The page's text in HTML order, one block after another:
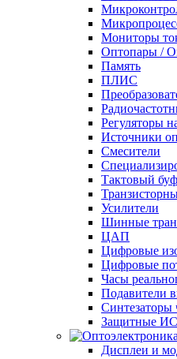
Мониторы
Оптопары /
Память
ПЛИС
Регуляторы
Источники
Смесители
Тактовый
Усилители
Шинные
ЦАП
Цифровые
Цифровые
Часы
Подавители
Синтезаторы
Защитные ИС
Дисплеи и